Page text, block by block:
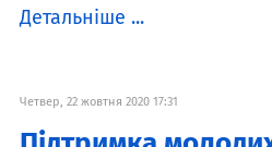
Детальніше ...
Четвер, 22 жовтня 2020 17:31